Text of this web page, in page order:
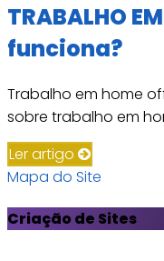
TRABALHO
funciona?
Trabalho em home
sobre trabalho em
Ler artigo
Mapa do Site
Criação de Sites